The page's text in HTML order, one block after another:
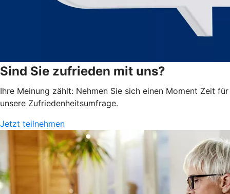
Sind Sie zufrieden mit uns?
Ihre Meinung zählt: Nehmen Sie sich einen Moment Zeit für
unsere Zufriedenheits­umfrage.
Jetzt teilnehmen